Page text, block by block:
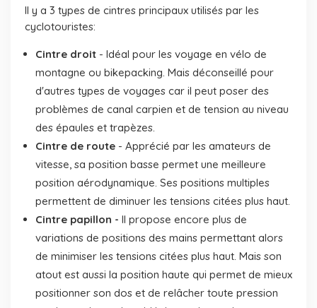
Il y a 3 types de cintres principaux utilisés par les
cyclotouristes:
Cintre droit - Idéal pour les voyage en vélo de
montagne ou bikepacking. Mais déconseillé pour
d'autres types de voyages car il peut poser des
problèmes de canal carpien et de tension au niveau
des épaules et trapèzes.
Cintre de route - Apprécié par les amateurs de
vitesse, sa position basse permet une meilleure
position aérodynamique. Ses positions multiples
permettent de diminuer les tensions citées plus haut.
Cintre papillon - Il propose encore plus de
variations de positions des mains permettant alors
de minimiser les tensions citées plus haut. Mais son
atout est aussi la position haute qui permet de mieux
positionner son dos et de relâcher toute pression